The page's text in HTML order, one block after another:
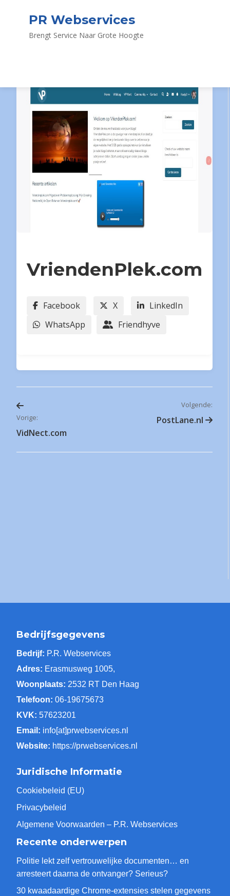
PR Webservices
Brengt Service Naar Grote Hoogte
VriendenPlek.com
Facebook X
LinkedIn
WhatsApp
Friendhyve
Bericht
navigatie
Vorige:
VidNect.com
Volgende:
PostLane.nl
Bedrijfsgegevens
Bedrijf: P.R. Webservices
Adres: Erasmusweg 1005,
Woonplaats: 2532 RT Den Haag
Telefoon: 06-19675673
KVK: 57623201
Email: info[at]prwebservices.nl
Website: https://prwebservices.nl
Juridische Informatie
Cookiebeleid (EU)
Privacybeleid
Algemene Voorwaarden – P.R. Webservices
Recente onderwerpen
Politie lekt zelf vertrouwelijke documenten… en
arresteert daarna de ontvanger? Serieus?
30 kwaadaardige Chrome-extensies stelen gegevens